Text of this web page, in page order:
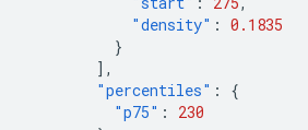
"density" : 0.1835
}
],
"percentiles" :
{
"p75" :
230